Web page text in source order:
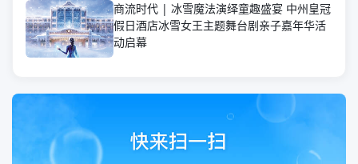
商流时代 | 冰雪魔法演绎童趣盛宴 中州皇冠
假日酒店冰雪女王主题舞台剧亲子嘉年华活
动启幕